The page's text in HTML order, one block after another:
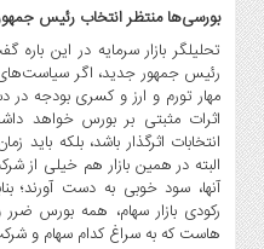
بورسی‌ها منتظر انتخاب رئیس
تحلیلگر بازار سرمایه در این باره
رئیس جمهور جدید، اگر
مهار تورم و ارز و کسری بودجه در
اثرات مثبتی بر بورس خواهد
انتخابات اثرگذار باشد، بلکه
البته در همین بازار هم خیلی از
آنها، سود خوبی به دست آورند؛
رکودی بازار سهام، همه بورس
هاست که به سراغ کدام سهام و